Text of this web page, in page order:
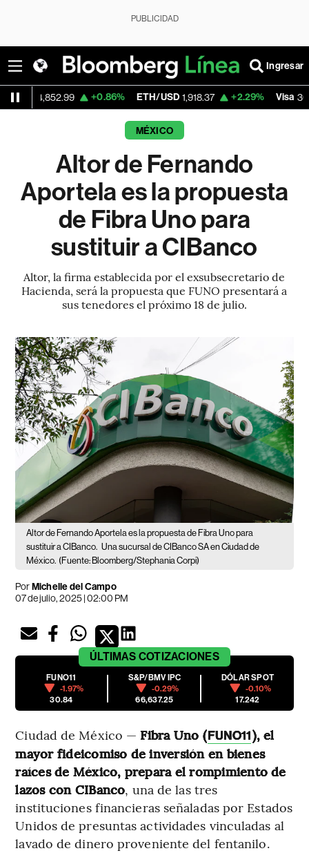
PUBLICIDAD
Ingresar
+0.86% ETH/USD 1,918.37 +2.29% Visa 368.49
MÉXICO
Altor de Fernando
Aportela es la propuesta
de Fibra Uno para
sustituir a CIBanco
Altor, la firma establecida por el exsubsecretario de
Hacienda, será la propuesta que FUNO presentará a
sus tenedores el próximo 18 de julio.
Altor de Fernando Aportela es la propuesta de Fibra Uno para
sustituir a CIBanco. Una sucursal de CIBanco SA en Ciudad de
México. (Fuente: Bloomberg/Stephania Corpi)
PorMichelle del Campo
07 de julio, 2025 | 02:00 PM
ÚLTIMAS COTIZACIONES
FUNO11
-1.97%
30.84
S&P/BMV IPC
-0.29%
66,637.25
DÓLAR SPOT
-0.10%
17.242
Ciudad de México — Fibra Uno (FUNO11), el
mayor fideicomiso de inversión en bienes
raíces de México, prepara el rompimiento de
lazos con CIBanco, una de las tres
instituciones financieras señaladas por Estados
Unidos de presuntas actividades vinculadas al
lavado de dinero proveniente del fentanilo.